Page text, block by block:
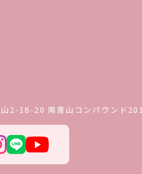
2-18-20 南青山コンパウンド201